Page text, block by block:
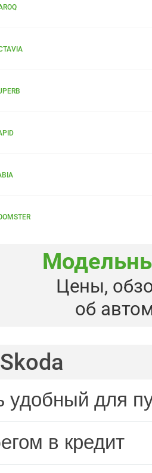
Цены,
об
удобный для
в кредит